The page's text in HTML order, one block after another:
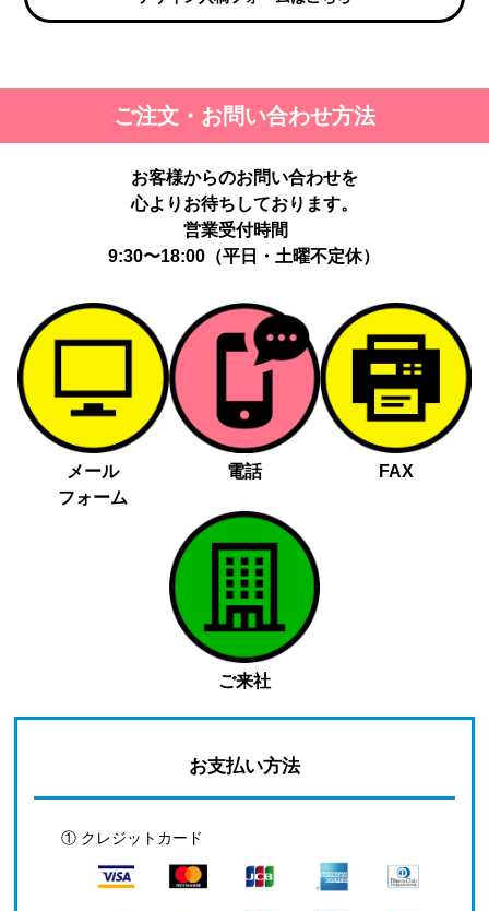
ご注文・お問い合わせ方法
お客様からのお問い合わせを
心よりお待ちしております。
営業受付時間
9:30〜18:00（平日・土曜不定休）
メール
フォーム
電話 FAX
ご来社
お支払い方法
① クレジットカード